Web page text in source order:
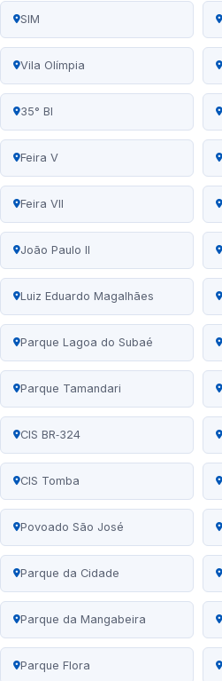
SIM
Vila Olímpia
35° BI
Feira V
Feira VII
João Paulo II
Luiz Eduardo Magalhães
Parque Lagoa do Subaé
Parque Tamandari
CIS BR‑324
CIS Tomba
Povoado São José
Parque da Cidade
Parque da Mangabeira
Parque Flora